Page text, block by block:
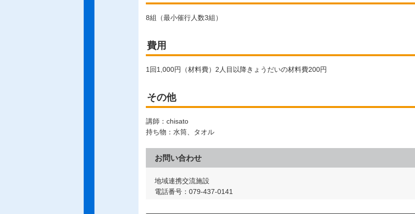
8組（最小催行人数3組）
費用
1回1,000円（材料費）2人目以降きょうだいの材料費200円
その他
講師：chisato
持ち物：水筒、タオル
お問い合わせ
地域連携交流施設
電話番号：079-437-0141